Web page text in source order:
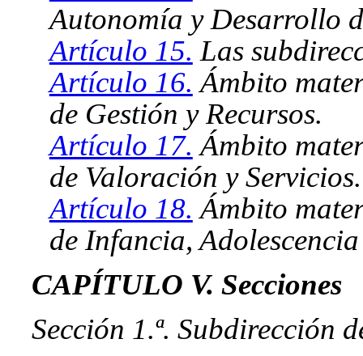
Autonomía y Desarrollo
Artículo 15. Las
Artículo 16. Ámbito
de Gestión y Recursos.
Artículo 17. Ámbito
de Valoración y Servicios.
Artículo 18. Ámbito
de Infancia,
CAPÍTULO V. Secciones
Sección 1.ª. Subdirección